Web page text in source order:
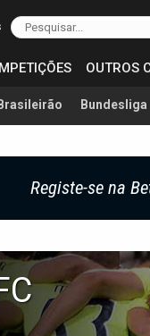
OUTROS
Bundesliga
Registe-se na